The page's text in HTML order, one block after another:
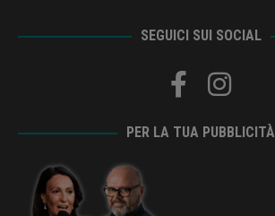
SEGUICI SUI SOCIAL
PER LA TUA PUBBLICITÀ